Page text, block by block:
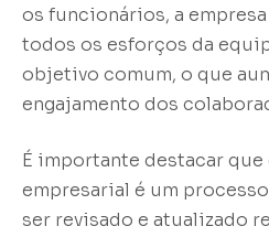
os funcionários, a
todos os esforços da
objetivo comum, o que
engajamento dos
É importante destacar
empresarial é um
ser revisado e atualizado